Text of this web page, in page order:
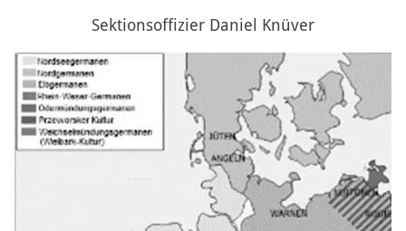
Sektionsoffizier Daniel Knüver